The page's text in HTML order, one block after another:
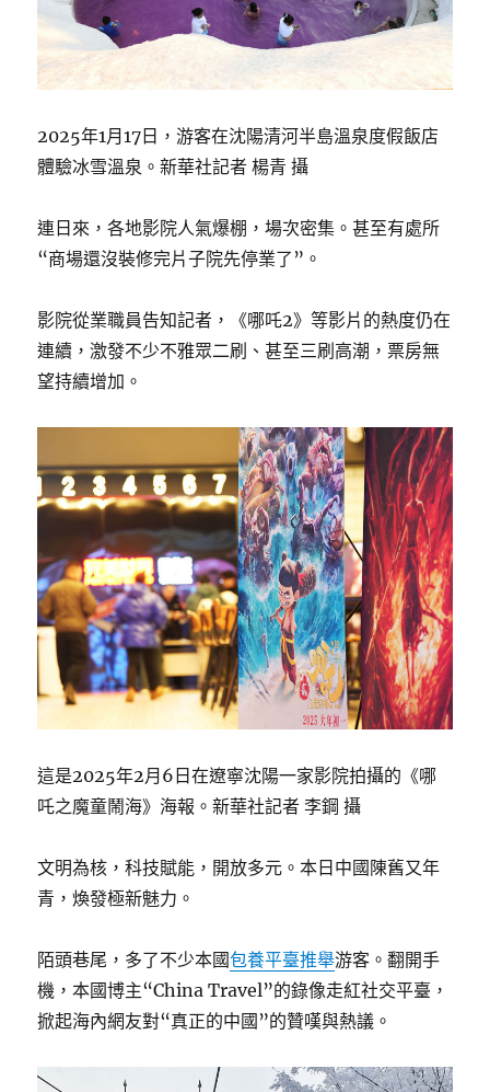
2025年1月17日，游客在沈陽清河半島溫泉度假飯店
體驗冰雪溫泉。新華社記者 楊青 攝
連日來，各地影院人氣爆棚，場次密集。甚至有處所
“商場還沒裝修完片子院先停業了”。
影院從業職員告知記者，《哪吒2》等影片的熱度仍在
連續，激發不少不雅眾二刷、甚至三刷高潮，票房無
望持續增加。
這是2025年2月6日在遼寧沈陽一家影院拍攝的《哪
吒之魔童鬧海》海報。新華社記者 李鋼 攝
文明為核，科技賦能，開放多元。本日中國陳舊又年
青，煥發極新魅力。
陌頭巷尾，多了不少本國包養平臺推舉游客。翻開手
機，本國博主“China Travel”的錄像走紅社交平臺，
掀起海內網友對“真正的中國”的贊嘆與熱議。